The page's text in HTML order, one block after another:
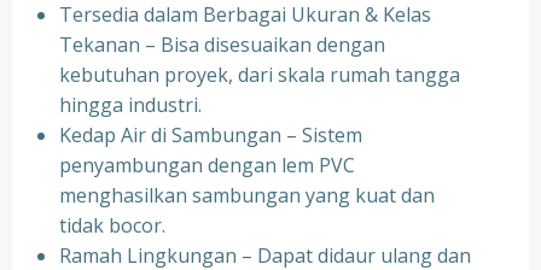
Tersedia dalam Berbagai Ukuran & Kelas
Tekanan – Bisa disesuaikan dengan
kebutuhan proyek, dari skala rumah tangga
hingga industri.
Kedap Air di Sambungan – Sistem
penyambungan dengan lem PVC
menghasilkan sambungan yang kuat dan
tidak bocor.
Ramah Lingkungan – Dapat didaur ulang dan